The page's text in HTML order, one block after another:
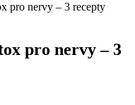
pro nervy – 3 recepty
pro nervy – 3